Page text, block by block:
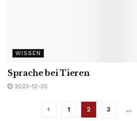
WISSEN
Sprache bei Tieren
2023-12-05
1 2 3 …